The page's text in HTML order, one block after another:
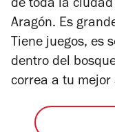
de toda la
Aragón. Es
Tiene juegos, es
dentro del
correa a tu mejor